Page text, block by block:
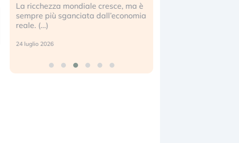
La ricchezza mondiale cresce, ma è
sempre più sganciata dall’economia
reale. (…)
24 luglio 2026